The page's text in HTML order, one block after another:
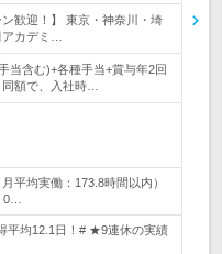
歓迎！】 東京・神奈川・埼
カデミ…
当含む)+各種手当+賞与年2回
額で、入社時…
平均実働：173.8時間以内）
0…
平均12.1日！# ★9連休の実績